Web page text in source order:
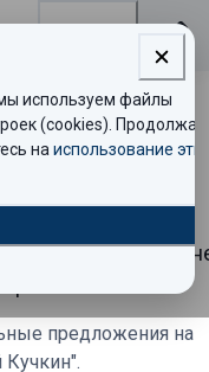
"Сергей
и больше
предложения на
Кучкин".
используем файлы
(cookies). Продолжая
на использование